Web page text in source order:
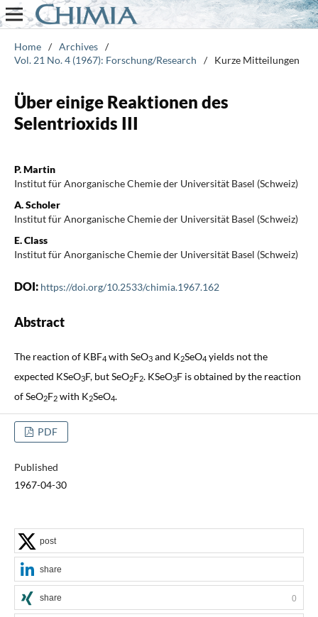
Home / Archives /
Vol. 21 No. 4 (1967): Forschung/Research
/ Kurze Mitteilungen
Über einige Reaktionen des
Selentrioxids III
P. Martin
Institut für Anorganische Chemie der Universität Basel (Schweiz)
A. Scholer
Institut für Anorganische Chemie der Universität Basel (Schweiz)
E. Class
Institut für Anorganische Chemie der Universität Basel (Schweiz)
DOI: https://doi.org/10.2533/chimia.1967.162
Abstract
The reaction of KBF4 with SeO3and K2SeO4 yields not the
expected KSeO3F, but SeO2F2. KSeO3F is obtained by the reaction
of SeO2F2with K2SeO4.
PDF
Published
1967-04-30
post
share
share 0